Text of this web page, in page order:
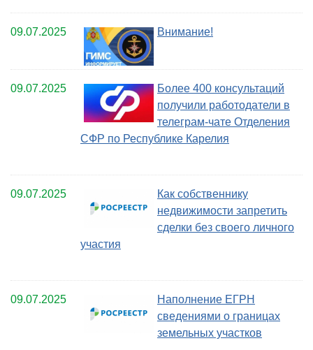
09.07.2025 Внимание!
09.07.2025
Более 400 консультаций
получили работодатели в
телеграм-чате Отделения
СФР по Республике Карелия
09.07.2025
Как собственнику
недвижимости запретить
сделки без своего личного
участия
09.07.2025
Наполнение ЕГРН
сведениями о границах
земельных участков